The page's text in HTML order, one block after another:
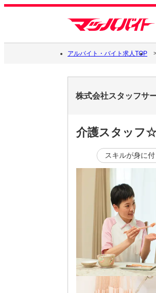
アルバイト・バイト求人TOP
株式会社スタッフサ
介護スタッフ
スキルが身に付